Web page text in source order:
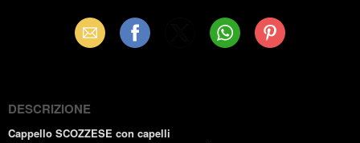
Email Facebook WhatsAppPinterest
DESCRIZIONE
Cappello SCOZZESE con capelli